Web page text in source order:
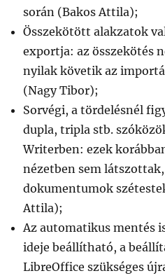
során (Bakos Attila);
Összekötött alakzatok
exportja: az összekötés
nyilak követik az
(Nagy Tibor);
Sorvégi, a tördelésnél
dupla, tripla stb.
Writerben: ezek
nézetben sem látszottak,
dokumentumok
Attila);
Az automatikus mentés
ideje beállítható, a
LibreOffice szükséges